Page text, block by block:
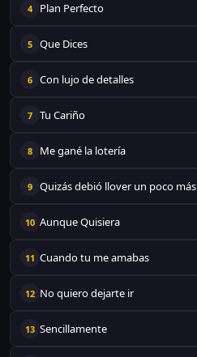
4 Plan Perfecto
5 Que Dices
6 Con lujo de detalles
7 Tu Cariño
8 Me gané la lotería
9 Quizás debió llover un poco más
10 Aunque Quisiera
11 Cuando tu me amabas
12 No quiero dejarte ir
13 Sencillamente